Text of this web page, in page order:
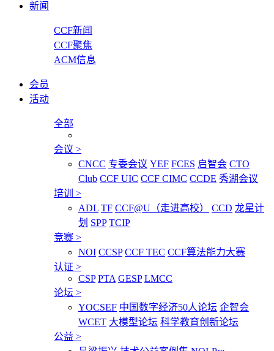
新闻
CCF新闻
CCF聚焦
ACM信息
会员
活动
全部
会议 >
CNCC 专委会议 YEF FCES 启智会 CTO
Club CCF UIC CCF CIMC CCDE 秀湖会议
培训 >
ADL TF CCF@U（走进高校） CCD 龙星计
划 SPP TCIP
竞赛 >
NOI CCSP CCF TEC CCF算法能力大赛
认证 >
CSP PTA GESP LMCC
论坛 >
YOCSEF 中国数字经济50人论坛 企智会
WCET 大模型论坛 科学教育创新论坛
公益 >